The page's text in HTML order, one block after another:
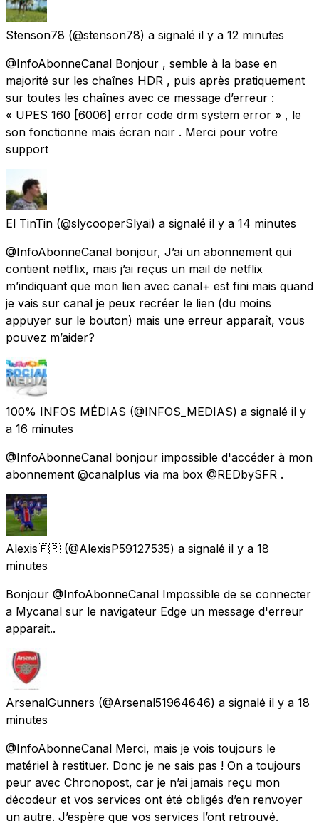
Stenson78 (@stenson78) a signalé il y a 12 minutes
@InfoAbonneCanal Bonjour , semble à la base en
majorité sur les chaînes HDR , puis après pratiquement
sur toutes les chaînes avec ce message d’erreur :
« UPES 160 [6006] error code drm system error » , le
son fonctionne mais écran noir . Merci pour votre
support
El TinTin (@slycooperSlyai) a signalé il y a 14 minutes
@InfoAbonneCanal bonjour, J’ai un abonnement qui
contient netflix, mais j’ai reçus un mail de netflix
m’indiquant que mon lien avec canal+ est fini mais quand
je vais sur canal je peux recréer le lien (du moins
appuyer sur le bouton) mais une erreur apparaît, vous
pouvez m’aider?
100% INFOS MÉDIAS (@INFOS_MEDIAS) a signalé il y
a 16 minutes
@InfoAbonneCanal bonjour impossible d'accéder à mon
abonnement @canalplus via ma box @REDbySFR .
Alexis🇫🇷 (@AlexisP59127535) a signalé il y a 18
minutes
Bonjour @InfoAbonneCanal Impossible de se connecter
a Mycanal sur le navigateur Edge un message d'erreur
apparait..
ArsenalGunners (@Arsenal51964646) a signalé il y a 18
minutes
@InfoAbonneCanal Merci, mais je vois toujours le
matériel à restituer. Donc je ne sais pas ! On a toujours
peur avec Chronopost, car je n’ai jamais reçu mon
décodeur et vos services ont été obligés d’en renvoyer
un autre. J’espère que vos services l’ont retrouvé.